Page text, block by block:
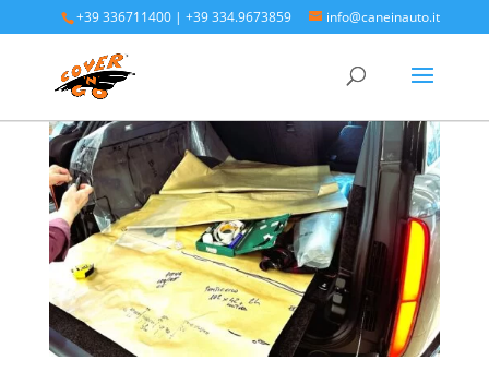
+39 336711400 |+39 334.9673859 info@caneinauto.it